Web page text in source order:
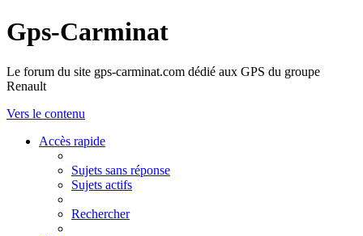
Gps-Carminat
Le forum du site gps-carminat.com dédié aux GPS du groupe
Renault
Vers le contenu
Accès rapide
Sujets sans réponse
Sujets actifs
Rechercher